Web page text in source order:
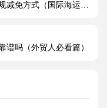
海运滞箱费滞港费产生后卖家有哪些合规减免方式（国际海运干货知识分享）
谱吗（外贸人必看篇）